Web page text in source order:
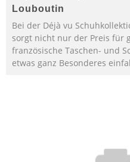
Louboutin
Bei der Déjà vu
sorgt nicht nur der Preis für
französische Taschen- und
etwas ganz Besonderes